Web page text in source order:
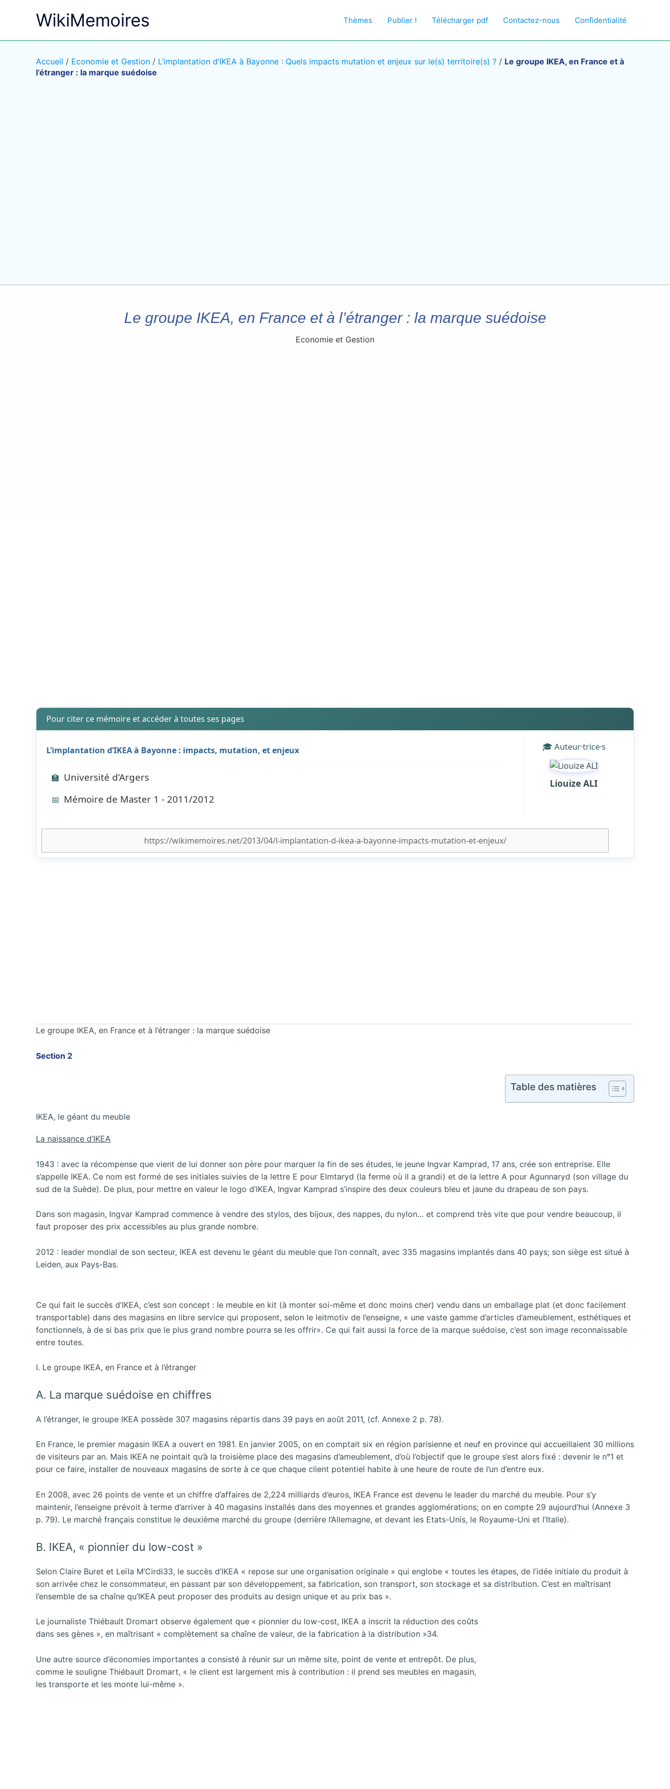
WikiMemoires Thèmes Publier ! Télécharger pdf Contactez-nous Confidentialité
Accueil / Economie et Gestion / L’implantation d’IKEA à Bayonne : Quels impacts mutation et enjeux sur le(s) territoire(s) ? / Le groupe IKEA, en France et à
l’étranger : la marque suédoise
Le groupe IKEA, en France et à l’étranger : la marque suédoise
Economie et Gestion
Pour citer ce mémoire et accéder à toutes ses pages
L’implantation d’IKEA à Bayonne : impacts, mutation, et enjeux
🏫 Université d’Argers
📅 Mémoire de Master 1 - 2011/2012
🎓 Auteur·trice·s
Liouize ALI
Le groupe IKEA, en France et à l’étranger : la marque suédoise
Section 2
Table des matières
IKEA, le géant du meuble
La naissance d’IKEA
1943 : avec la récompense que vient de lui donner son père pour marquer la fin de ses études, le jeune Ingvar Kamprad, 17 ans, crée son entreprise. Elle
s’appelle IKEA. Ce nom est formé de ses initiales suivies de la lettre E pour Elmtaryd (la ferme où il a grandi) et de la lettre A pour Agunnaryd (son village du
sud de la Suède). De plus, pour mettre en valeur le logo d’IKEA, Ingvar Kamprad s’inspire des deux couleurs bleu et jaune du drapeau de son pays.
Dans son magasin, Ingvar Kamprad commence à vendre des stylos, des bijoux, des nappes, du nylon… et comprend très vite que pour vendre beaucoup, il
faut proposer des prix accessibles au plus grande nombre.
2012 : leader mondial de son secteur, IKEA est devenu le géant du meuble que l’on connaît, avec 335 magasins implantés dans 40 pays; son siège est situé à
Leiden, aux Pays-Bas.
Ce qui fait le succès d’IKEA, c’est son concept : le meuble en kit (à monter soi-même et donc moins cher) vendu dans un emballage plat (et donc facilement
transportable) dans des magasins en libre service qui proposent, selon le leitmotiv de l’enseigne, « une vaste gamme d’articles d’ameublement, esthétiques et
fonctionnels, à de si bas prix que le plus grand nombre pourra se les offrir». Ce qui fait aussi la force de la marque suédoise, c’est son image reconnaissable
entre toutes.
I. Le groupe IKEA, en France et à l’étranger
A. La marque suédoise en chiffres
A l’étranger, le groupe IKEA possède 307 magasins répartis dans 39 pays en août 2011, (cf. Annexe 2 p. 78).
En France, le premier magasin IKEA a ouvert en 1981. En janvier 2005, on en comptait six en région parisienne et neuf en province qui accueillaient 30 millions
de visiteurs par an. Mais IKEA ne pointait qu’à la troisième place des magasins d’ameublement, d’où l’objectif que le groupe s’est alors fixé : devenir le n°1 et
pour ce faire, installer de nouveaux magasins de sorte à ce que chaque client potentiel habite à une heure de route de l’un d’entre eux.
En 2008, avec 26 points de vente et un chiffre d’affaires de 2,224 milliards d’euros, IKEA France est devenu le leader du marché du meuble. Pour s’y
maintenir, l’enseigne prévoit à terme d’arriver à 40 magasins installés dans des moyennes et grandes agglomérations; on en compte 29 aujourd’hui (Annexe 3
p. 79). Le marché français constitue le deuxième marché du groupe (derrière l’Allemagne, et devant les Etats-Unis, le Royaume-Uni et l’Italie).
B. IKEA, « pionnier du low-cost »
Selon Claire Buret et Leïla M’Cirdi33, le succès d’IKEA « repose sur une organisation originale » qui englobe « toutes les étapes, de l’idée initiale du produit à
son arrivée chez le consommateur, en passant par son développement, sa fabrication, son transport, son stockage et sa distribution. C’est en maîtrisant
l’ensemble de sa chaîne qu’IKEA peut proposer des produits au design unique et au prix bas ».
Le journaliste Thiébault Dromart observe également que « pionnier du low-cost, IKEA a inscrit la réduction des coûts
dans ses gènes », en maîtrisant « complètement sa chaîne de valeur, de la fabrication à la distribution »34.
Une autre source d’économies importantes a consisté à réunir sur un même site, point de vente et entrepôt. De plus,
comme le souligne Thiébault Dromart, « le client est largement mis à contribution : il prend ses meubles en magasin,
les transporte et les monte lui-même ».